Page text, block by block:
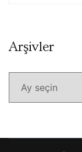
ArşivlerArşivler